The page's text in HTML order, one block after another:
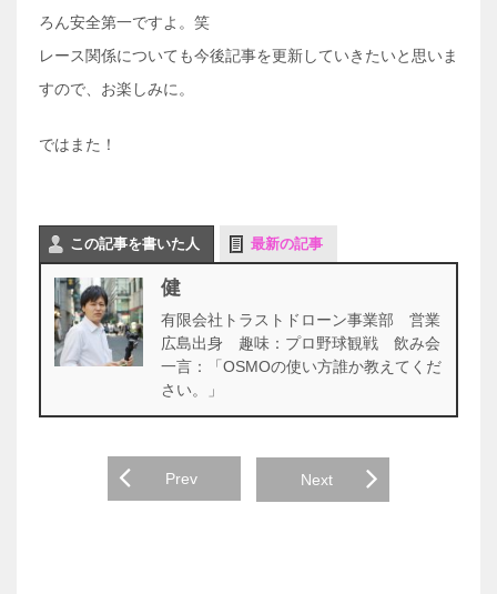
ろん安全第一ですよ。笑
レース関係についても今後記事を更新していきたいと思いま
すので 、お楽しみに。
ではまた！
この記事を書いた人 最新の記事
健
有限会社トラストドローン事業部 営業
広島出身 趣味：プロ野球観戦 飲み会
一言：「OSMOの使い方誰か教えてくだ
さい。」
Prev Next